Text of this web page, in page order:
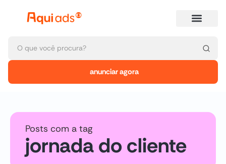
anunciar agora
Posts com a tag
jornada do cliente